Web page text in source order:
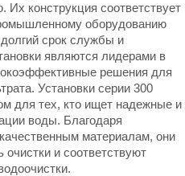
Их конструкция соответствует
оборудованию
срок службы и
являются лидерами в
решения для
Установки серии 300
для тех, кто ищет надежные и
воды. Благодаря
материалам, они
и соответствуют